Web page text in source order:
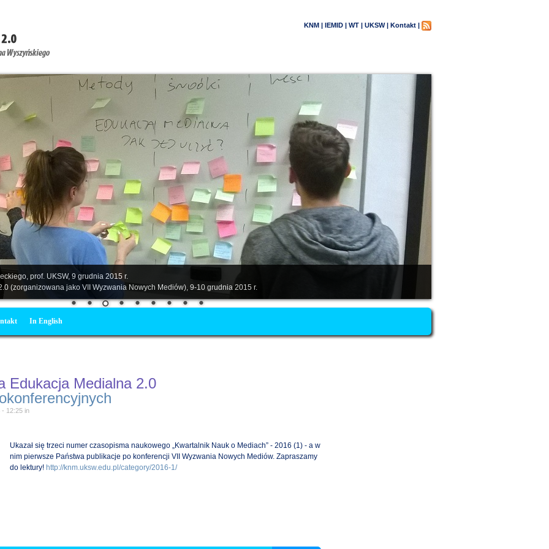
KNM | IEMID | WT | UKSW | Kontakt |
prof. UKSW, 9 grudnia 2015 r.
(zorganizowana jako VII Wyzwania Nowych Mediów), 9-10 grudnia 2015 r.
In English
Edukacja Medialna 2.0
- 12:25 in
Ukazał się trzeci numer czasopisma naukowego „Kwartalnik Nauk o Mediach” - 2016 (1) - a w
nim pierwsze Państwa publikacje po konferencji VII Wyzwania Nowych Mediów. Zapraszamy
do lektury! http://knm.uksw.edu.pl/category/2016-1/